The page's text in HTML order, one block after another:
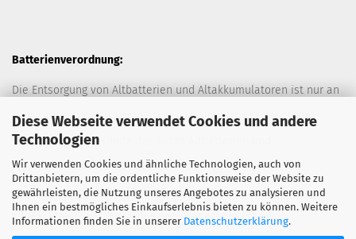
Diese Webseite verwendet Cookies und andere
Technologien
Wir verwenden Cookies und ähnliche Technologien, auch von
Drittanbietern, um die ordentliche Funktionsweise der Website zu
gewährleisten, die Nutzung unseres Angebotes zu analysieren und
Ihnen ein bestmögliches Einkaufserlebnis bieten zu können. Weitere
Informationen finden Sie in unserer Datenschutzerklärung.
Batterienverordnung:
Die Entsorgung von Altbatterien und Altakkumulatoren ist nur an
davor vorgesehen Sammelstellen (Müllplätzen) erlaubt. Des
Weiteren hat der Kunde das Recht Altbatterien und
Altakkumulatoren ausreichend frankiert an den Anbieter
zurückzuschicken. Die Entsorgung der Altbatterien und
Altakkumulatoren durch den Anbieter erfolgt kostenlos.